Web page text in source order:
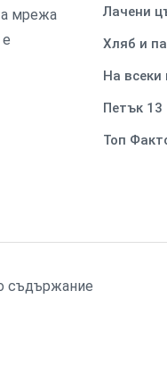
мрежа
Лачени
Хляб и
На всеки
Петък 13
Топ
съдържание